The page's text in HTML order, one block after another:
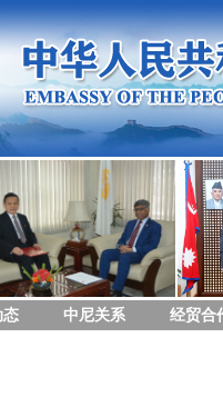
态 中尼关系 经贸合